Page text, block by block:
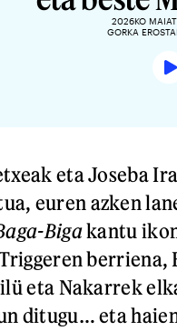
2026KO
GORKA
eta Joseba
euren azken
Bigakantu
berriena,
eta Nakarrek
ditugu… eta